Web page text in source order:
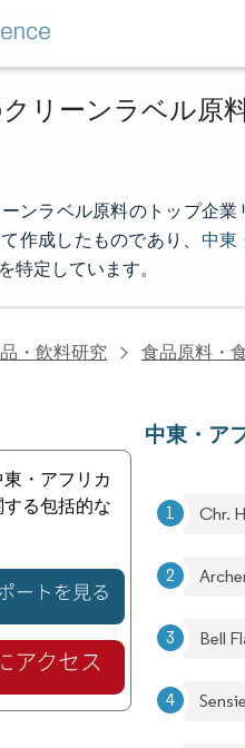
リーンラベル原
ンラベル原料のトップ企
作成したものであり、 中東
特定しています。
・飲料研究 食品原料・
・アフリカ
る包括的な
中東・ア
Chr.
Bell